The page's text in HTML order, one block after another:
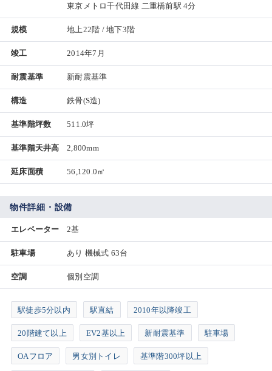
東京メトロ千代田線 二重橋前駅 4分
規模 地上22階 / 地下3階
竣工 2014年7月
耐震基準 新耐震基準
構造 鉄骨(S造)
基準階坪数 511.0坪
基準階天井高 2,800mm
延床面積 56,120.0㎡
物件詳細・設備
エレベーター 2基
駐車場 あり 機械式 63台
空調 個別空調
駅徒歩5分以内 駅直結 2010年以降竣工
20階建て以上 EV2基以上 新耐震基準 駐車場
OAフロア 男女別トイレ 基準階300坪以上